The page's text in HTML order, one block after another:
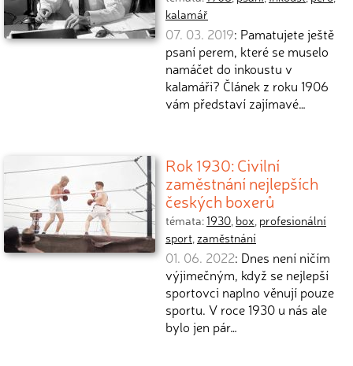
kalamář
07. 03. 2019: Pamatujete ještě
psaní perem, které se muselo
namáčet do inkoustu v
kalamáři? Článek z roku 1906
vám představí zajímavé…
Rok 1930: Civilní
zaměstnání nejlepších
českých boxerů
témata:1930, box, profesionální
sport, zaměstnání
01. 06. 2022: Dnes není ničím
výjimečným, když se nejlepší
sportovci naplno věnují pouze
sportu. V roce 1930 u nás ale
bylo jen pár…